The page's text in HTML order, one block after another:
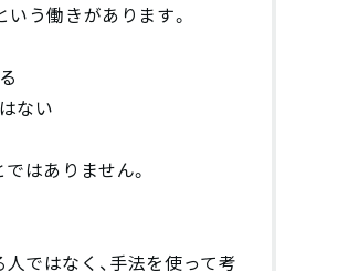
いう働きがあります。
ない
はありません。
ではなく、手法を使って考